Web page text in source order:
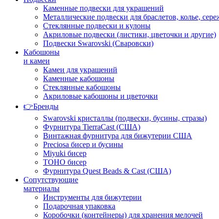
Каменные подвески для украшений
Металлические подвески для браслетов, колье,
Стеклянные подвески и кулоны
Акриловые подвески (листики, цветочки и другие)
Подвески Swarovski (Сваровски)
Кабошоны
и камеи
Камеи для украшений
Каменные кабошоны
Стеклянные кабошоны
Акриловые кабошоны и цветочки
👉Бренды
Swarovski кристаллы (подвески, бусины, стразы)
Фурнитура TierraCast (США)
Винтажная фурнитура для бижутерии США
Preciosa бисер и бусины
Miyuki бисер
TOHO бисер
Фурнитура Quest Beads & Cast (США)
Сопутствующие
материалы
Инструменты для бижутерии
Подарочная упаковка
Коробочки (контейнеры) для хранения мелочей